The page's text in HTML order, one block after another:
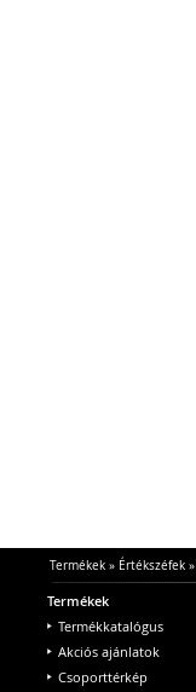
Termékek» Értékszéfek»
Termékek
Termékkatalógus
Akciós ajánlatok
Csoporttérkép